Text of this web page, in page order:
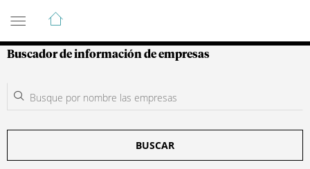
Guía de Empresas Colombianas
Buscador de información de empresas
BUSCAR